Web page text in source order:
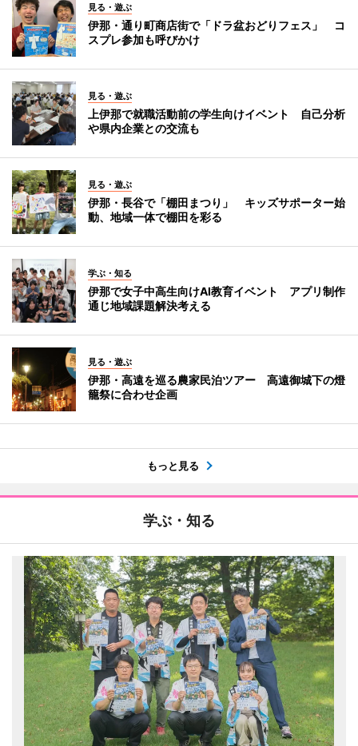
見る・遊ぶ
伊那・通り町商店街で「ドラ盆おどりフェス」 コ
スプレ参加も呼びかけ
見る・遊ぶ
上伊那で就職活動前の学生向けイベント 自己分析
や県内企業との交流も
見る・遊ぶ
伊那・長谷で「棚田まつり」 キッズサポーター始
動、地域一体で棚田を彩る
学ぶ・知る
伊那で女子中高生向けAI教育イベント アプリ制作
通じ地域課題解決考える
見る・遊ぶ
伊那・高遠を巡る農家民泊ツアー 高遠御城下の燈
籠祭に合わせ企画
もっと見る
学ぶ・知る